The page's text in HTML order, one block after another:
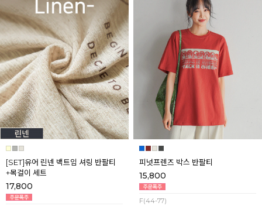
[SET]유어 린넨 백트임 셔링 반팔티
+목걸이 세트
17,800
피넛프렌즈 박스 반팔티
15,800
F(44-77)